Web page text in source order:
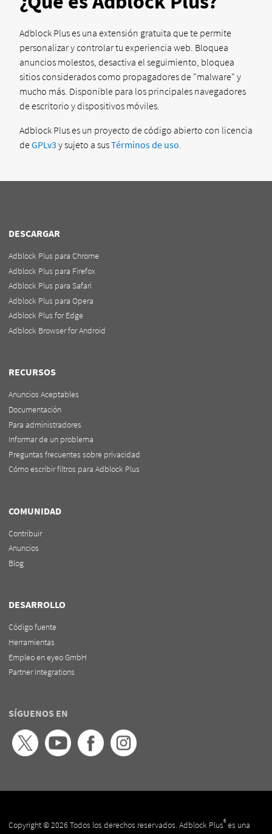
Adblock Plus es una extensión gratuita que te permite
personalizar y controlar tu experiencia web. Bloquea
anuncios molestos, desactiva el seguimiento, bloquea
sitios considerados como propagadores de "malware" y
mucho más. Disponible para los principales navegadores
de escritorio y dispositivos móviles.
Adblock Plus es un proyecto de código abierto con licencia
deGPLv3 y sujeto a susTérminos de uso
DESCARGAR
Adblock Plus para Chrome
Adblock Plus para Firefox
Adblock Plus para Safari
Adblock Plus para Opera
Adblock Plus for Edge
Adblock Browser for Android
RECURSOS
Anuncios Aceptables
Documentación
Para administradores
Informar de un problema
Preguntas frecuentes sobre privacidad
Cómo escribir filtros para Adblock Plus
COMUNIDAD
Contribuir
Anuncios
Blog
DESARROLLO
Código fuente
Herramientas
Empleo en eyeo GmbH
Partner Integrations
SÍGUENOS EN
Copyright © 2026 Todos los derechos reservados. Adblock Plus®es una